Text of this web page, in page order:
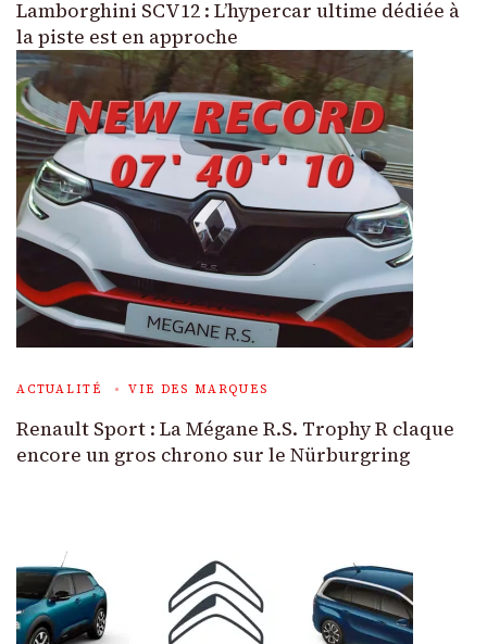
Lamborghini SCV12 : L’hypercar ultime dédiée à
la piste est en approche
ACTUALITÉ VIE DES MARQUES
Renault Sport : La Mégane R.S. Trophy R claque
encore un gros chrono sur le Nürburgring